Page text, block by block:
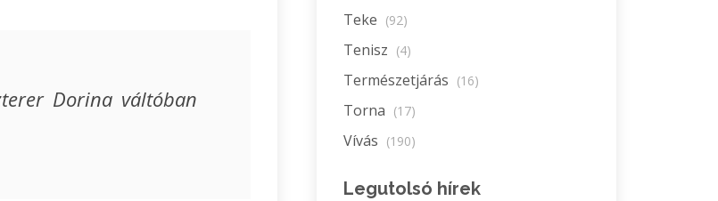
Dorina váltóban
Teke (92)
Tenisz (4)
Természetjárás (16)
Torna (17)
Vívás (190)
Legutolsó hírek